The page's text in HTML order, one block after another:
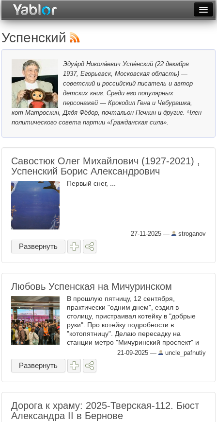
Неделя
Месяц
Рейтинги
Архив
Фототоп
Успенский
Эдуа́рд Никола́евич Успе́нский (22 декабря
1937, Егорьевск, Московская область) —
советский и российский писатель и автор
детских книг. Среди его популярных
персонажей — Крокодил Гена и Чебурашка,
кот Матроскин, Дядя Фёдор, почтальон Печкин и другие. Член
политического совета партии «Гражданская сила».
Савостюк Олег Михайлович (1927-2021) ,
Успенский Борис Александрович
Первый снег, ...
27-11-2025 — stroganov
Развернуть
Любовь Успенская на Мичуринском
В прошлую пятницу, 12 сентября,
практически "одним днем", ездил в
столицу, пристраивал котейку в "добрые
руки". Про котейку подробности в
"котопятницу". Делаю пересадку на
станции метро "Мичуринский проспект" и
вижу какая-то "нездоровая канитель", а
может и здоровая. Оказалось незадолго ...
21-09-2025 — uncle_pafnutiy
Развернуть
Дорога к храму: 2025-Тверская-112. Бюст
Александра II в Бернове